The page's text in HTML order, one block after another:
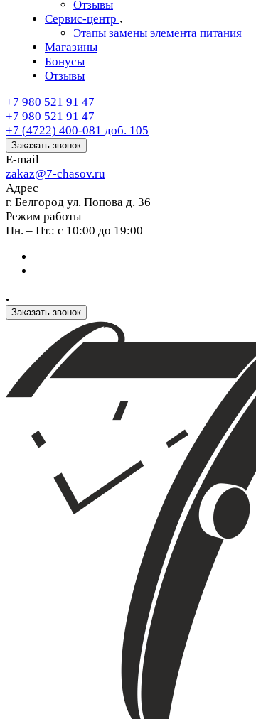
Отзывы
Сервис-центр
Этапы замены элемента питания
Магазины
Бонусы
Отзывы
+7 980 521 91 47
+7 980 521 91 47
+7 (4722) 400-081 доб. 105
Заказать звонок
E-mail
zakaz@7-chasov.ru
Адрес
г. Белгород ул. Попова д. 36
Режим работы
Пн. – Пт.: с 10:00 до 19:00
Заказать звонок